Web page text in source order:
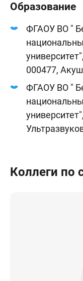
Образование
ФГАОУ ВО "
000477,
ФГАОУ ВО "
Коллеги по